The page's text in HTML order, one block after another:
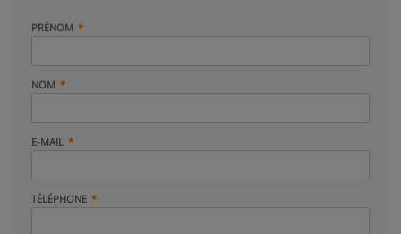
PRÉNOM
NOM
E-MAIL
TÉLÉPHONE